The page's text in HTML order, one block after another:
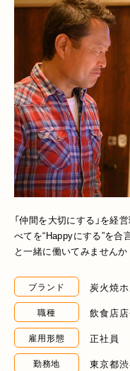
「仲間を大切にする」を経
べてを“Happyにする”を
と一緒に働いてみませんか
ブランド 炭火焼
職種 飲食店
雇用形態 正社員
勤務地 東京都